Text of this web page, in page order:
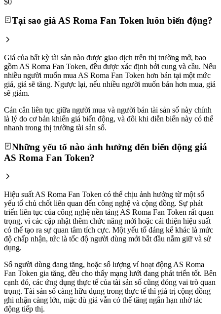
Tại sao giá AS Roma Fan Token luôn biến động?
Giá của bất kỳ tài sản nào được giao dịch trên thị trường mở, bao
gồm AS Roma Fan Token, đều được xác định bởi cung và cầu. Nếu
nhiều người muốn mua AS Roma Fan Token hơn bán tại một mức
giá, giá sẽ tăng. Ngược lại, nếu nhiều người muốn bán hơn mua, giá
sẽ giảm.
Cán cân liên tục giữa người mua và người bán tài sản số này chính
là lý do cơ bản khiến giá biến động, và đôi khi diễn biến này có thể
nhanh trong thị trường tài sản số.
Những yếu tố nào ảnh hưởng đến biến động giá
AS Roma Fan Token?
Hiệu suất AS Roma Fan Token có thể chịu ảnh hưởng từ một số
yếu tố chủ chốt liên quan đến công nghệ và cộng đồng. Sự phát
triển liên tục của công nghệ nền tảng AS Roma Fan Token rất quan
trọng, vì các cập nhật thêm chức năng mới hoặc cải thiện hiệu suất
có thể tạo ra sự quan tâm tích cực. Một yếu tố đáng kể khác là mức
độ chấp nhận, tức là tốc độ người dùng mới bắt đầu nắm giữ và sử
dụng.
Số người dùng đang tăng, hoặc số lượng ví hoạt động AS Roma
Fan Token gia tăng, đều cho thấy mạng lưới đang phát triển tốt. Bên
cạnh đó, các ứng dụng thực tế của tài sản số cũng đóng vai trò quan
trọng. Tài sản số càng hữu dụng trong thực tế thì giá trị cộng đồng
ghi nhận càng lớn, mặc dù giá vẫn có thể tăng ngắn hạn nhờ tác
động tiếp thị.